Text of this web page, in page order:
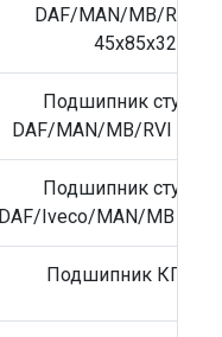
DAF/MAN/MB/RVI/
45x85x32
Подшипник
DAF/MAN/MB/RVI
Подшипник
DAF/Iveco/MAN/MB
Подшипник КПП